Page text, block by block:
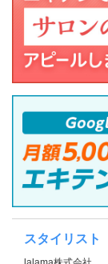
スタイリスト